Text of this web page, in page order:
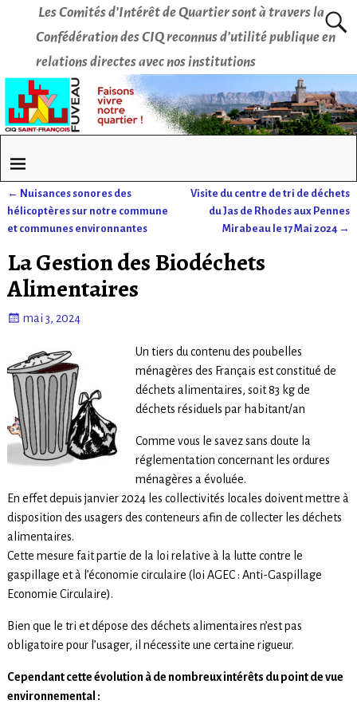
Les Comités d’Intérêt de Quartier sont à travers la
Confédération des CIQ reconnus d’utilité publique en
relations directes avec nos institutions
Navigation des articles
← Nuisances sonores des
hélicoptères sur notre commune
et communes environnantes
Visite du centre de tri de déchets
du Jas de Rhodes aux Pennes
Mirabeau le 17 Mai 2024 →
La Gestion des Biodéchets
Alimentaires
mai 3, 2024
Un tiers du contenu des poubelles
ménagères des Français est constitué de
déchets alimentaires, soit 83 kg de
déchets résiduels par habitant/an
Comme vous le savez sans doute la
réglementation concernant les ordures
ménagères a évoluée.
En effet depuis janvier 2024 les collectivités locales doivent mettre à
disposition des usagers des conteneurs afin de collecter les déchets
alimentaires.
Cette mesure fait partie de la loi relative à la lutte contre le
gaspillage et à l’économie circulaire (loi AGEC : Anti-Gaspillage
Economie Circulaire).
Bien que le tri et dépose des déchets alimentaires n’est pas
obligatoire pour l’usager, il nécessite une certaine rigueur.
Cependant cette évolution à de nombreux intérêts du point de vue
environnemental :